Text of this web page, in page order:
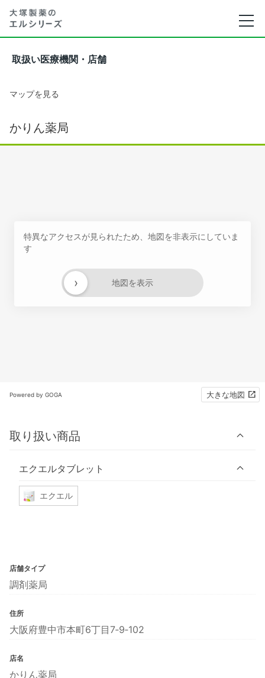
取扱い医療機関・店舗
マップを見る
かりん薬局
特異なアクセスが見られたため、地図を非表示にしていま
す
地図を表示
›
Powered by GOGA 大きな地図
取り扱い商品
エクエルタブレット
エクエル
店舗タイプ
調剤薬局
住所
大阪府豊中市本町6丁目7‐9‐102
店名
かりん薬局